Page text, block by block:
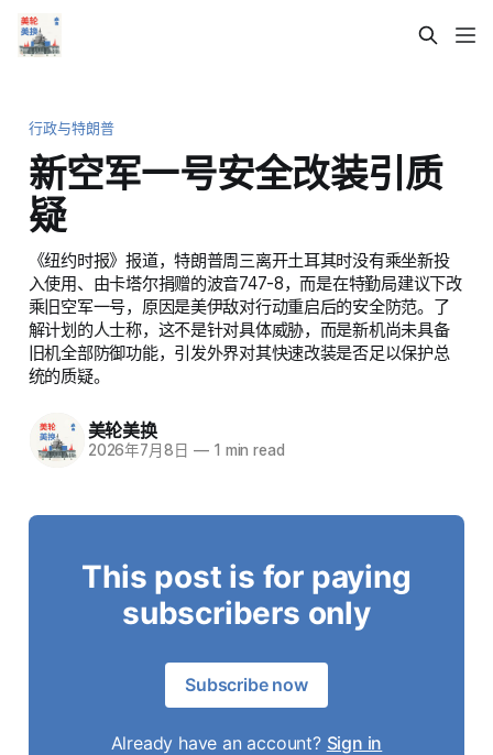
行政与特朗普
新空军一号安全改装引质
疑
《纽约时报》报道，特朗普周三离开土耳其时没有乘坐新投
入使用、由卡塔尔捐赠的波音747-8，而是在特勤局建议下改
乘旧空军一号，原因是美伊敌对行动重启后的安全防范。了
解计划的人士称，这不是针对具体威胁，而是新机尚未具备
旧机全部防御功能，引发外界对其快速改装是否足以保护总
统的质疑。
美轮美换
2026年7月8日 —1 min read
This post is for paying
subscribers only
Subscribe now
Already have an account? Sign in